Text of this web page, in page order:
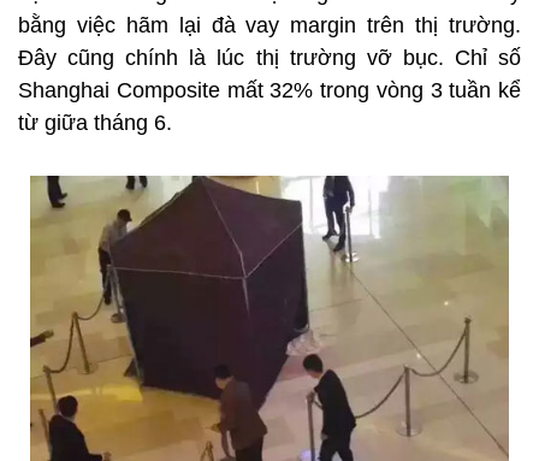
bằng việc hãm lại đà vay margin trên thị trường.
Đây cũng chính là lúc thị trường vỡ bục. Chỉ số
Shanghai Composite mất 32% trong vòng 3 tuần kể
từ giữa tháng 6.